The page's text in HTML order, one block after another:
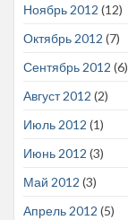
Ноябрь 2012 (12)
Октябрь 2012 (7)
Сентябрь 2012 (6)
Август 2012 (2)
Июль 2012 (1)
Июнь 2012 (3)
Май 2012 (3)
Апрель 2012 (5)